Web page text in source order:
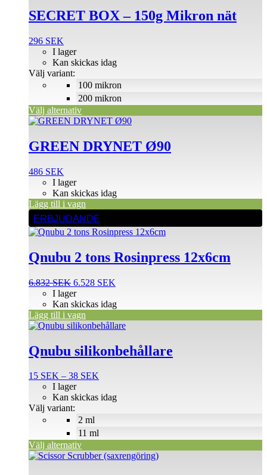
SECRET BOX – 150g Mikron nät
296 SEK
100 mikron
200 mikron
I lager
Kan skickas idag
Välj variant:
Välj alternativ
produkten
har
varianter.
olika
alternativen
på
produktsidan
GREEN DRYNET Ø90
486 SEK
I lager
Kan skickas idag
Lägg till i vagn
ERBJUDANDE
Qnubu 2 tons Rosinpress 12x6cm
6.832SEK Det
ursprungliga
priset
var:
6.832 SEK.
6.528 SEK
priset
6.528 SEK.
I lager
Kan skickas idag
Lägg till i vagn
Qnubu silikonbehållare
15 SEK – 38 SEK
till
2 ml
11 ml
I lager
Kan skickas idag
Välj variant:
Välj alternativ
Den
produkten
har
varianter.
olika
alternativen
på
produktsidan